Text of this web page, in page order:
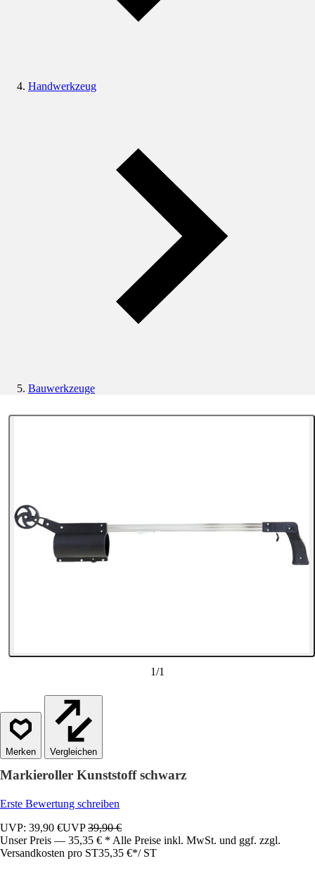
Handwerkzeug
Bauwerkzeuge
1/1
Vergleichen
Markieroller Kunststoff schwarz
Erste Bewertung schreiben
UVP: 39,90 €UVP39,90 €
Unser Preis — 35,35 € * Alle Preise inkl. MwSt. und ggf. zzgl.
Versandkosten pro ST35,35 €*/ ST